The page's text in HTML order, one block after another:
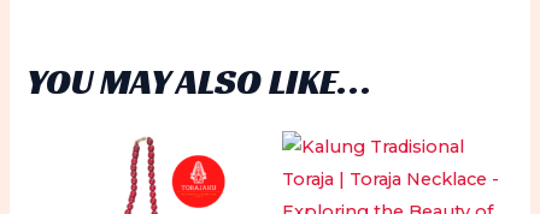
YOU MAY ALSO LIKE…